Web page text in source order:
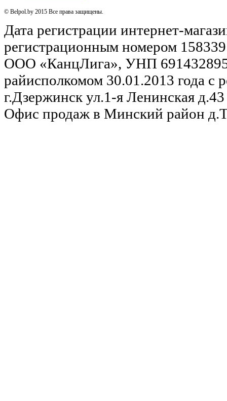
© Belpol.by 2015 Все права защищены.
Дата регистрации интернет-
регистрационным номером 158339
ООО «КанцЛига», УНП
райисполкомом 30.01.2013 года с
г.Дзержинск ул.1-я Ленинская
Офис продаж в Минский район